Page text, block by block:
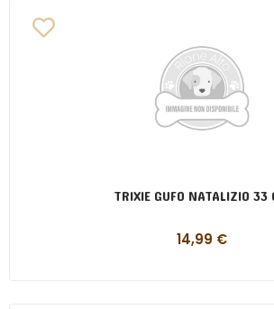
TRIXIE GUFO NATALIZIO 33
14,99 €